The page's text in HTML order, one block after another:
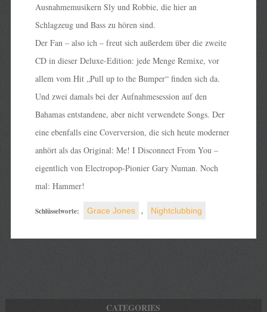
Ausnahmemusikern Sly und Robbie, die hier an
Schlagzeug und Bass zu hören sind.
Der Fan – also ich – freut sich außerdem über die zweite
CD in dieser Deluxe-Edition: jede Menge Remixe, vor
allem vom Hit „Pull up to the Bumper“ finden sich da.
Und zwei damals bei der Aufnahmesession auf den
Bahamas entstandene, aber nicht verwendete Songs. Der
eine ebenfalls eine Coverversion, die sich heute moderner
anhört als das Original: Me! I Disconnect From You –
eigentlich von Electropop-Pionier Gary Numan. Noch
mal: Hammer!
Schlüsselworte: Grace Jones , Nightclubbing